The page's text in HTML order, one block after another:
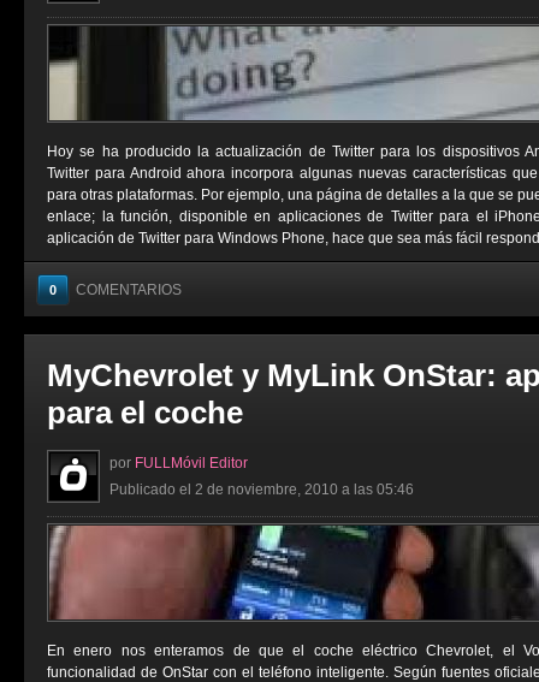
Hoy se ha producido la actualización de Twitter para los dispositivos
Twitter para Android ahora incorpora algunas nuevas características
para otras plataformas. Por ejemplo, una página de detalles a la que se
enlace; la función, disponible en aplicaciones de Twitter para el
aplicación de Twitter para Windows Phone, hace que sea más fácil
0 COMENTARIOS
MyChevrolet y MyLink OnStar:
para el coche
por FULLMóvil Editor
Publicado el 2 de noviembre, 2010 a las 05:46
En enero nos enteramos de que el coche eléctrico Chevrolet, el
funcionalidad de OnStar con el teléfono inteligente. Según fuentes